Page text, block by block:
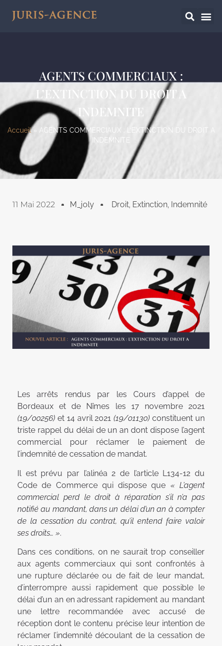
AGENTS COMMERCIAUX :
L’EXTINCTION DU DROIT A
INDEMNITE
Accueil» AGENTS COMMERCIAUX : L’EXTINCTION DU DROIT A
INDEMNITE
11 Mai 2022 M_joly Droit, Extinction, Indemnité
Les arrêts rendus par les Cours d’appel de
Bordeaux et de Nîmes les 17 novembre 2021
(19/00256) et 14 avril 2021(19/01130) constituent un
triste rappel du délai de un an dont dispose l’agent
commercial pour réclamer le paiement de
l’indemnité de cessation de mandat.
Il est prévu par l’alinéa 2 de l’article L134-12 du
Code de Commerce qui dispose que « L’agent
commercial perd le droit à réparation s’il n’a pas
notifié au mandant, dans un délai d’un an à compter
de la cessation du contrat, qu’il entend faire valoir
ses droits… ».
Dans ces conditions, on ne saurait trop conseiller
aux agents commerciaux qui sont confrontés à
une rupture déclarée ou de fait de leur mandat,
d’interrompre aussi rapidement que possible le
délai d’un an en adressant rapidement au mandant
une lettre recommandée avec accusé de
réception dont le contenu précise leur intention de
réclamer l’indemnité découlant de la cessation de